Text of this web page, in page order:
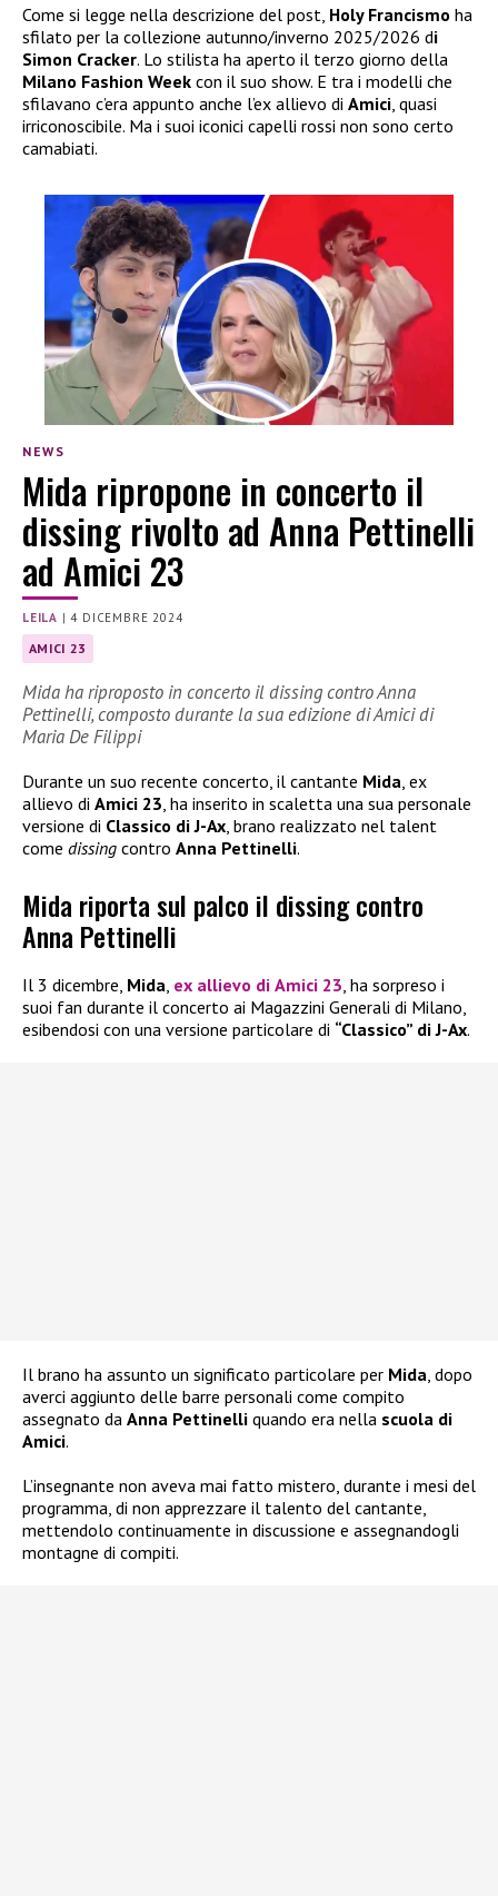
Come si legge nella descrizione del post, Holy Francismo ha
sfilato per la collezione autunno/inverno 2025/2026 di
Simon Cracker. Lo stilista ha aperto il terzo giorno della
Milano Fashion Week con il suo show. E tra i modelli che
sfilavano c’era appunto anche l’ex allievo di Amici, quasi
irriconoscibile. Ma i suoi iconici capelli rossi non sono certo
camabiati.
NEWS
Mida ripropone in concerto il
dissing rivolto ad Anna Pettinelli
ad Amici 23
LEILA |4 DICEMBRE 2024
AMICI 23
Mida ha riproposto in concerto il dissing contro Anna
Pettinelli, composto durante la sua edizione di Amici di
Maria De Filippi
Durante un suo recente concerto, il cantante Mida, ex
allievo di Amici 23, ha inserito in scaletta una sua personale
versione di Classico di J-Ax, brano realizzato nel talent
come dissing contro Anna Pettinelli.
Mida riporta sul palco il dissing contro
Anna Pettinelli
Il 3 dicembre, Mida ex allievo di Amici 23 , ha sorpreso i
suoi fan durante il concerto ai Magazzini Generali di Milano,
esibendosi con una versione particolare di “Classico” di J-Ax.
Il brano ha assunto un significato particolare per Mida , dopo
averci aggiunto delle barre personali come compito
assegnato da Anna Pettinelli quando era nella scuola di
Amici.
L’insegnante non aveva mai fatto mistero, durante i mesi del
programma, di non apprezzare il talento del cantante,
mettendolo continuamente in discussione e assegnandogli
montagne di compiti.